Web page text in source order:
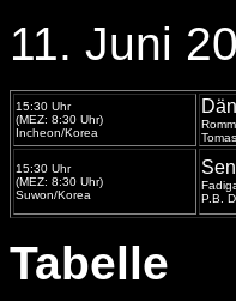
11. Juni
15:30 Uhr
(MEZ: 8:30 Uhr)
Incheon/Korea
15:30 Uhr
(MEZ: 8:30 Uhr)
Suwon/Korea
P.B.
Tabelle